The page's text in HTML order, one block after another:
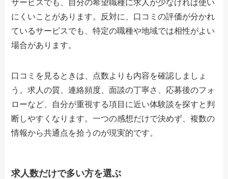
サービスでも、自分の希望職種に求人が少なければ使い
にくいことがあります。反対に、口コミの評価が分かれ
ているサービスでも、特定の職種や地域では相性がよい
場合があります。
口コミを見るときは、点数よりも内容を確認しましょ
う。求人の質、連絡頻度、面談の丁寧さ、応募後のフォ
ローなど、自分が重視する項目に近い体験談を探すと判
断しやすくなります。一つの感想だけで決めず、複数の
情報から共通点を拾うのが現実的です。
求人数だけで多い方を選ぶ